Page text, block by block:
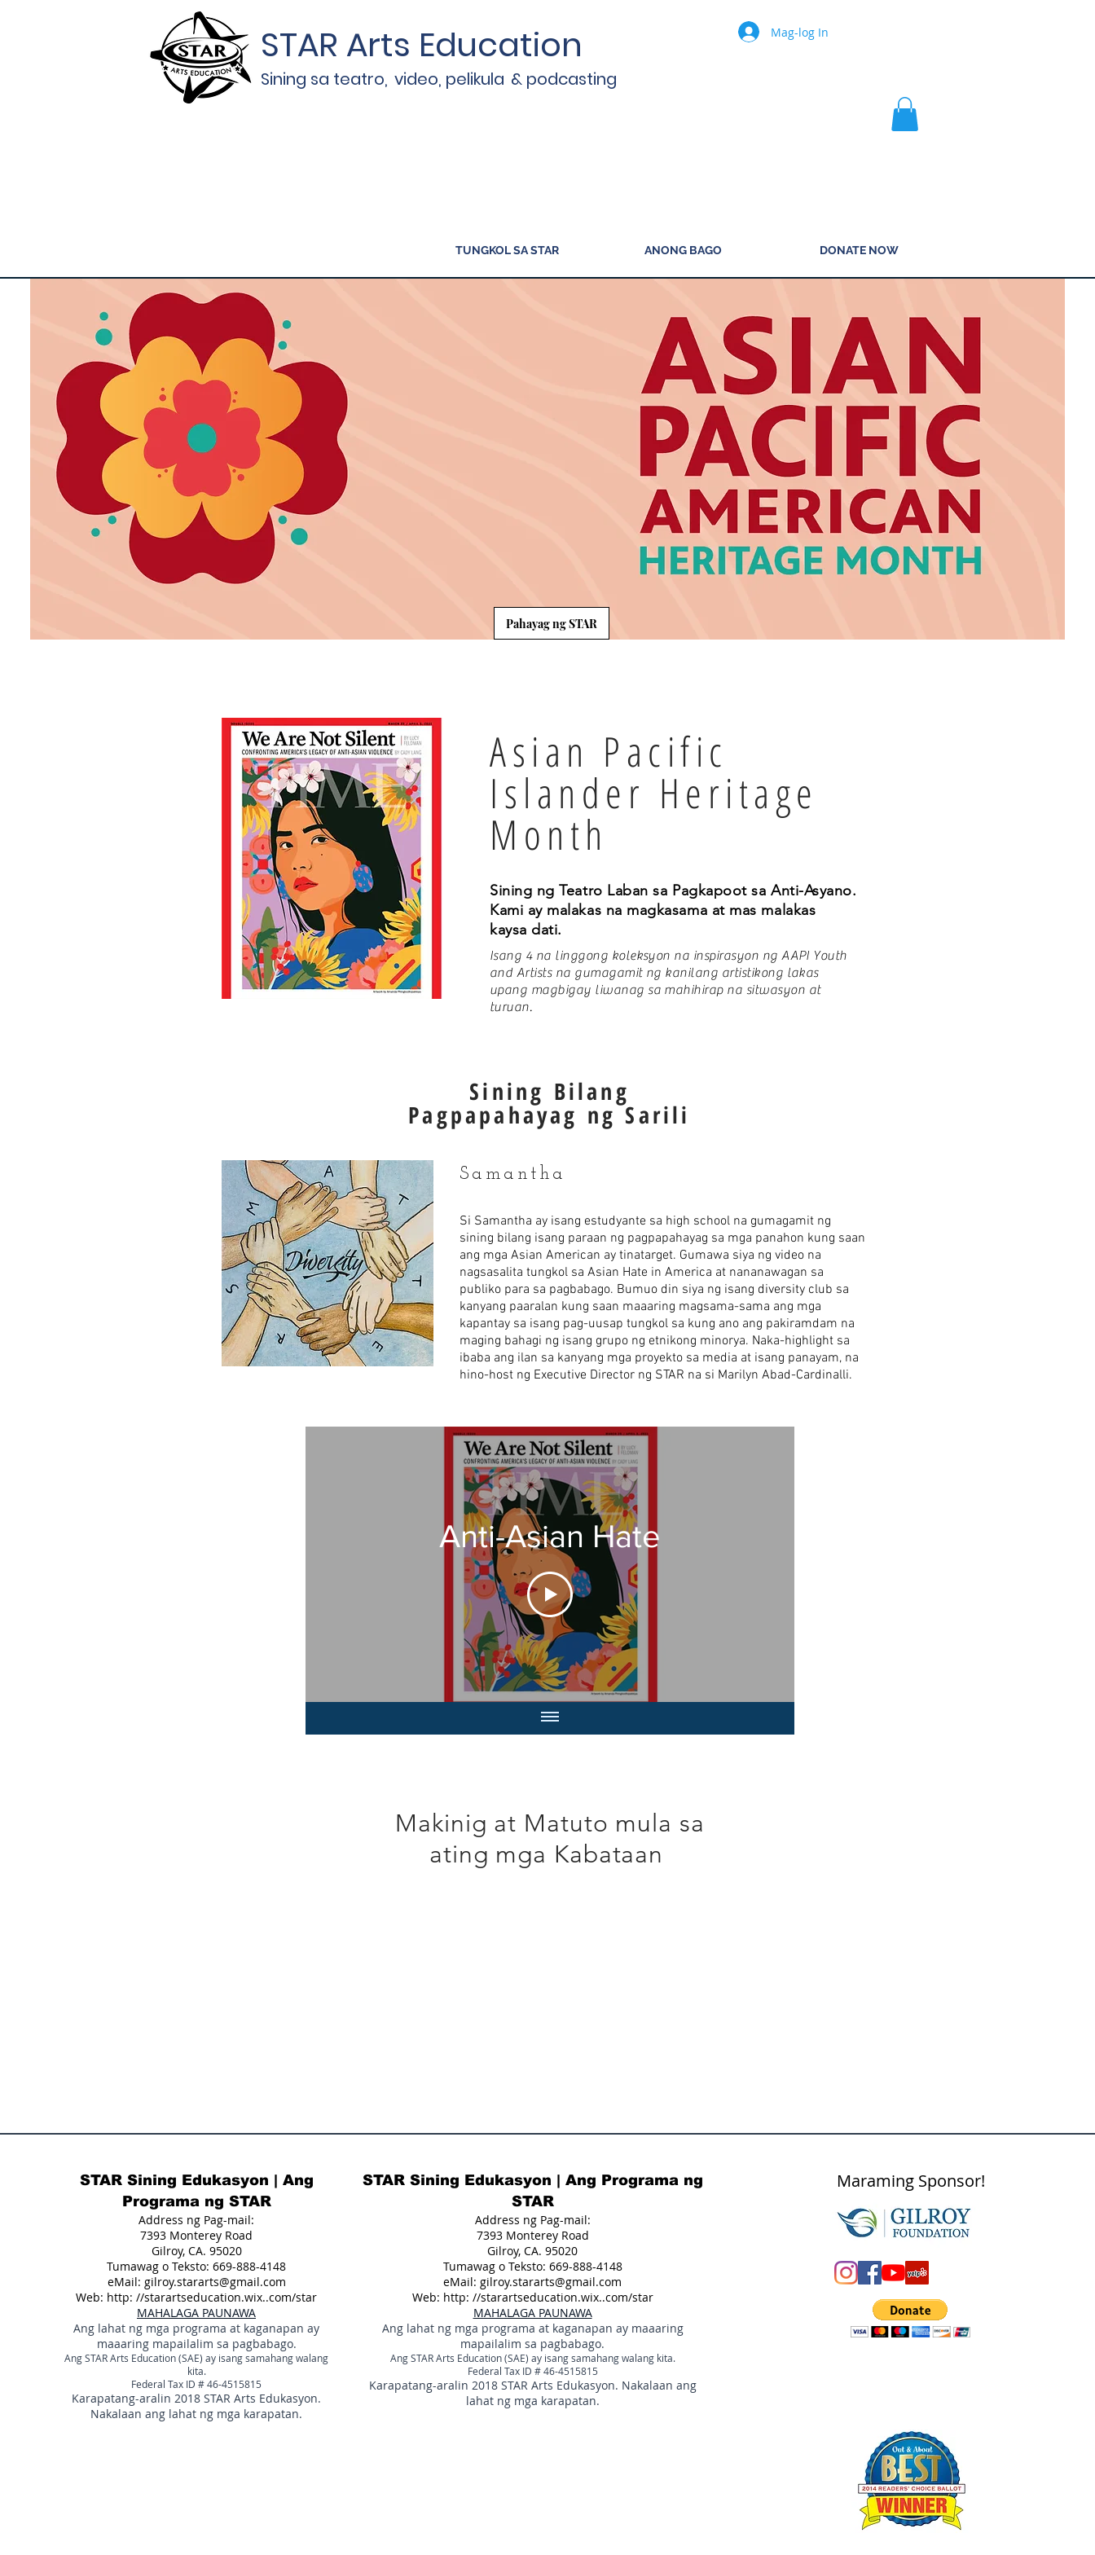
Mag-log In
STAR Arts Education
Sining sa teatro, video, pelikula & podcasting
TUNGKOL SA STAR ANONG BAGO DONATE NOW
Pahayag ng STAR
Asian Pacific
Islander Heritage
Month
Sining ng Teatro Laban sa Pagkapoot sa Anti-Asyano.
Kami ay malakas na magkasama at mas malakas
kaysa dati.
Isang 4 na linggong koleksyon na inspirasyon ng AAPI Youth
and Artists na gumagamit ng kanilang artistikong lakas
upang magbigay liwanag sa mahihirap na sitwasyon at
turuan.
Sining Bilang
Pagpapahayag ng Sarili
Samantha
Si Samantha ay isang estudyante sa high school na gumagamit ng
sining bilang isang paraan ng pagpapahayag sa mga panahon kung saan
ang mga Asian American ay tinatarget. Gumawa siya ng video na
nagsasalita tungkol sa Asian Hate in America at nananawagan sa
publiko para sa pagbabago. Bumuo din siya ng isang diversity club sa
kanyang paaralan kung saan maaaring magsama-sama ang mga
kapantay sa isang pag-uusap tungkol sa kung ano ang pakiramdam na
maging bahagi ng isang grupo ng etnikong minorya. Naka-highlight sa
ibaba ang ilan sa kanyang mga proyekto sa media at isang panayam, na
hino-host ng Executive Director ng STAR na si Marilyn Abad-Cardinalli.
Anti-Asian Hate
Makinig at Matuto mula sa
ating mga Kabataan
STAR Sining Edukasyon | Ang
Programa ng STAR
Address ng Pag-mail:
7393 Monterey Road
Gilroy, CA. 95020
Tumawag o Teksto: 669-888-4148
eMail: gilroy.stararts@gmail.com
Web: http: //starartseducation.wix..com/star
MAHALAGA PAUNAWA
Ang lahat ng mga programa at kaganapan ay
maaaring mapailalim sa pagbabago.
Ang STAR Arts Education (SAE) ay isang samahang walang
kita.
Federal Tax ID # 46-4515815
Karapatang-aralin 2018 STAR Arts Edukasyon.
Nakalaan ang lahat ng mga karapatan.
STAR Sining Edukasyon | Ang Programa ng
STAR
Address ng Pag-mail:
7393 Monterey Road
Gilroy, CA. 95020
Tumawag o Teksto: 669-888-4148
eMail: gilroy.stararts@gmail.com
Web: http: //starartseducation.wix..com/star
MAHALAGA PAUNAWA
Ang lahat ng mga programa at kaganapan ay maaaring
mapailalim sa pagbabago.
Ang STAR Arts Education (SAE) ay isang samahang walang kita.
Federal Tax ID # 46-4515815
Karapatang-aralin 2018 STAR Arts Edukasyon. Nakalaan ang
lahat ng mga karapatan.
Maraming Sponsor!